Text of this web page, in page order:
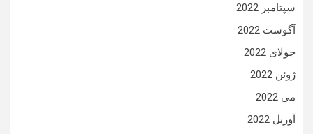
سپتامبر 2022
آگوست 2022
جولای 2022
ژوئن 2022
می 2022
آوریل 2022